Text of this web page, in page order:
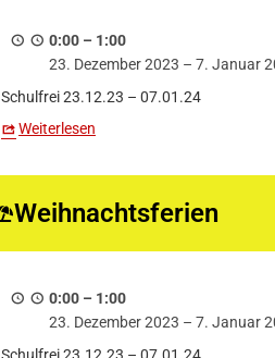
0:00 – 1:00
23. Dezember 2023 – 7. Januar
Schulfrei 23.12.23 – 07.01.24
Weiterlesen
Weihnachtsferien
0:00 – 1:00
23. Dezember 2023 – 7. Januar